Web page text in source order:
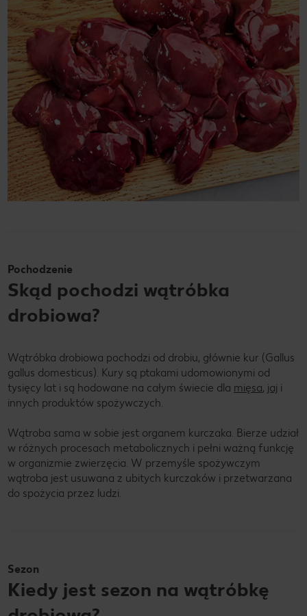
Pochodzenie
Skąd pochodzi wątróbka
drobiowa?
Wątróbka drobiowa pochodzi od drobiu, głównie kur (Gallus
gallus domesticus). Kury są ptakami udomowionymi od
tysięcy lat i są hodowane na całym świecie dla mięsa, jaj i
innych produktów spożywczych.
Wątroba sama w sobie jest organem kurczaka. Bierze udział
w różnych procesach metabolicznych i pełni ważną funkcję
w organizmie zwierzęcia. W przemyśle spożywczym
wątroba jest usuwana z ubitych kurczaków i przetwarzana
do spożycia przez ludzi.
Sezon
Kiedy jest sezon na wątróbkę